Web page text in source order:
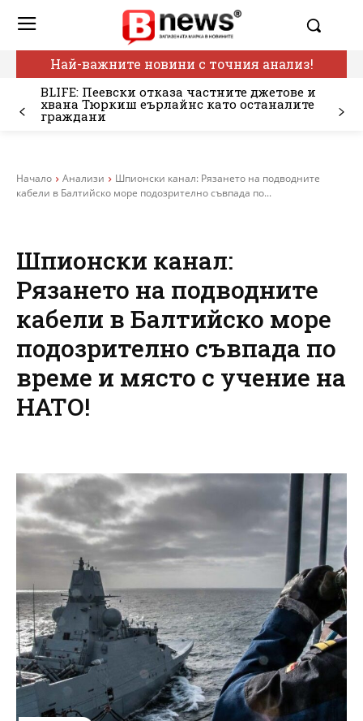
Най-важните новини с точния анализ!
BLIFE: Пеевски отказа частните джетове и
хвана Тюркиш еърлайнс като останалите
граждани
Начало Анализи
Шпионски канал: Рязането на подводните
кабели в Балтийско море подозрително съвпада по...
Шпионски канал:
Рязането на подводните
кабели в Балтийско море
подозрително съвпада по
време и място с учение на
НАТО!